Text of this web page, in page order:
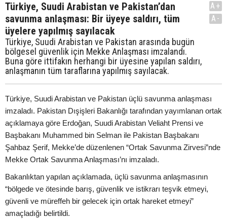
Türkiye, Suudi Arabistan ve Pakistan’dan
savunma anlaşması: Bir üyeye saldırı, tüm
üyelere yapılmış sayılacak
Türkiye, Suudi Arabistan ve Pakistan arasında bugün
bölgesel güvenlik için Mekke Anlaşması imzalandı.
Buna göre ittifakın herhangi bir üyesine yapılan saldırı,
anlaşmanın tüm taraflarına yapılmış sayılacak.
A+
A-
Türkiye, Suudi Arabistan ve Pakistan üçlü savunma anlaşması
imzaladı. Pakistan Dışişleri Bakanlığı tarafından yayımlanan ortak
açıklamaya göre Erdoğan, Suudi Arabistan Veliaht Prensi ve
Başbakanı Muhammed bin Selman ile Pakistan Başbakanı
Şahbaz Şerif, Mekke’de düzenlenen “Ortak Savunma Zirvesi”nde
Mekke Ortak Savunma Anlaşması’nı imzaladı.
Bakanlıktan yapılan açıklamada, üçlü savunma anlaşmasının
“bölgede ve ötesinde barış, güvenlik ve istikrarı teşvik etmeyi,
güvenli ve müreffeh bir gelecek için ortak hareket etmeyi”
amaçladığı belirtildi.